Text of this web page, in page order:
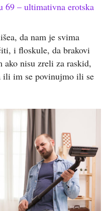
69 – ultimativna erotska
da nam je svima
i floskule, da brakovi
nisu zreli za raskid,
ili im se povinujmo ili se